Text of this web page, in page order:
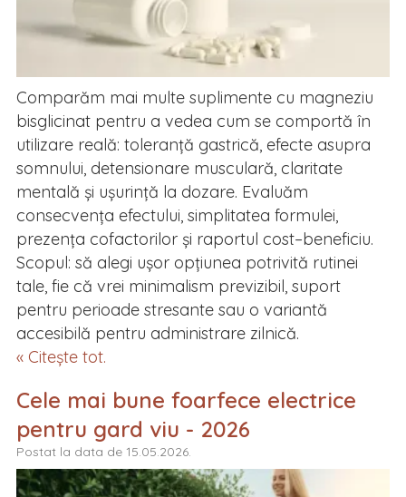
Comparăm mai multe suplimente cu magneziu
bisglicinat pentru a vedea cum se comportă în
utilizare reală: toleranță gastrică, efecte asupra
somnului, detensionare musculară, claritate
mentală și ușurință la dozare. Evaluăm
consecvența efectului, simplitatea formulei,
prezența cofactorilor și raportul cost–beneficiu.
Scopul: să alegi ușor opțiunea potrivită rutinei
tale, fie că vrei minimalism previzibil, suport
pentru perioade stresante sau o variantă
accesibilă pentru administrare zilnică.
« Citește tot.
Cele mai bune foarfece electrice
pentru gard viu - 2026
Postat la data de 15.05.2026.